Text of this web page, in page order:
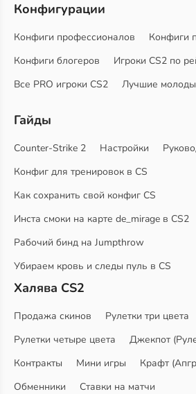
Конфигурации
Конфиги профессионалов
Конфиги
Конфиги блогеров
Игроки CS2 по
Все PRO игроки CS2
Лучшие
Гайды
Counter-Strike 2 Настройки
Конфиг для тренировок в CS
Как сохранить свой конфиг CS
Инста смоки на карте de_mirage в CS2
Рабочий бинд на Jumpthrow
Убираем кровь и следы пуль в CS
Халява CS2
Продажа скинов
Рулетки три цвета
Рулетки четыре цвета
Джекпот
Контракты
Мини игры Крафт
Обменники
Ставки на матчи